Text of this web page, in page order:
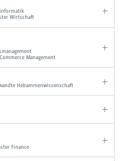
Wirtschaft
Management
Hebammenwissenschaft
Finance